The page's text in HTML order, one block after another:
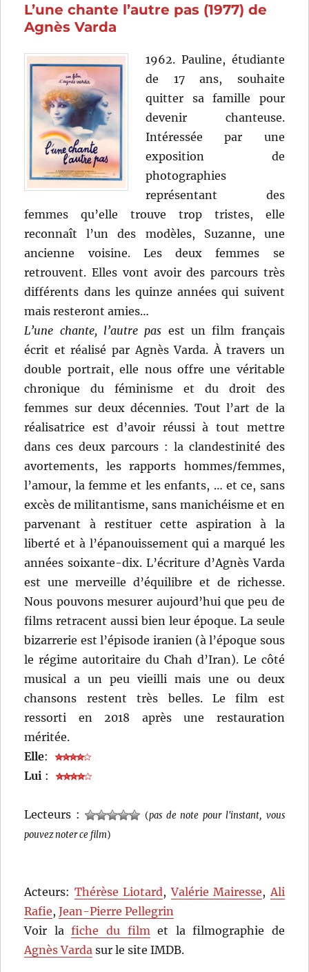
chez
(1981)
de
Patrice
Leconte
L’une chante l’autre pas (1977) de
Agnès Varda
1962. Pauline, étudiante
de 17 ans, souhaite
quitter sa famille pour
devenir chanteuse.
Intéressée par une
exposition de
photographies
représentant des
femmes qu’elle trouve trop tristes, elle
reconnaît l’un des modèles, Suzanne, une
ancienne voisine. Les deux femmes se
retrouvent. Elles vont avoir des parcours très
différents dans les quinze années qui suivent
mais resteront amies…
L’une chante, l’autre pas est un film français
écrit et réalisé par Agnès Varda. À travers un
double portrait, elle nous offre une véritable
chronique du féminisme et du droit des
femmes sur deux décennies. Tout l’art de la
réalisatrice est d’avoir réussi à tout mettre
dans ces deux parcours : la clandestinité des
avortements, les rapports hommes/femmes,
l’amour, la femme et les enfants, … et ce, sans
excès de militantisme, sans manichéisme et en
parvenant à restituer cette aspiration à la
liberté et à l’épanouissement qui a marqué les
années soixante-dix. L’écriture d’Agnès Varda
est une merveille d’équilibre et de richesse.
Nous pouvons mesurer aujourd’hui que peu de
films retracent aussi bien leur époque. La seule
bizarrerie est l’épisode iranien (à l’époque sous
le régime autoritaire du Chah d’Iran). Le côté
musical a un peu vieilli mais une ou deux
chansons restent très belles. Le film est
ressorti en 2018 après une restauration
méritée.
Elle:
Lui :
Lecteurs : (pas de note pour l'instant, vous
pouvez noter ce film)
Acteurs: Thérèse Liotard,Valérie Mairesse, Ali
Rafie,Jean-Pierre Pellegrin
Voir lafiche du film et la filmographie de
Agnès Varda sur le site IMDB.